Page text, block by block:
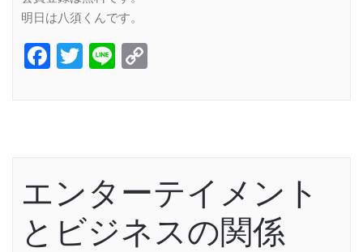
明日は八須くんです。
Facebook
Twitter
Line
エンターテイメント
とビジネスの関係